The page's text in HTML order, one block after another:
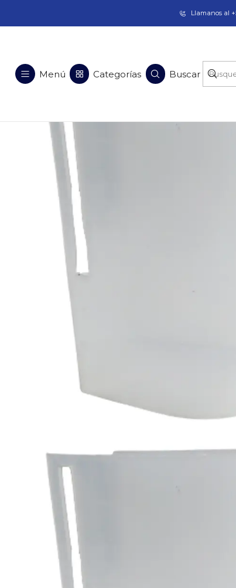
Taladros Magnéticos en Chile | Venta,
Menú Categorías Buscar
Llamanos al